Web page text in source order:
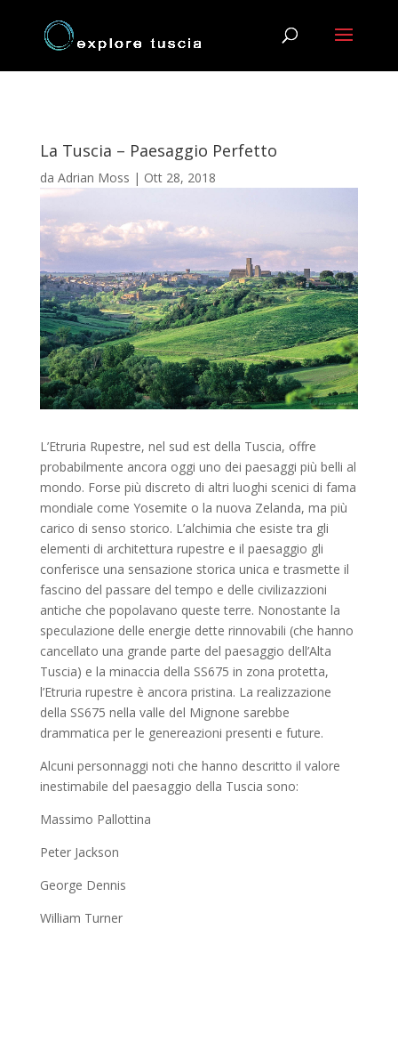
La Tuscia – Paesaggio Perfetto
da Adrian Moss | Ott 28, 2018
L’Etruria Rupestre, nel sud est della Tuscia, offre
probabilmente ancora oggi uno dei paesaggi più belli al
mondo. Forse più discreto di altri luoghi scenici di fama
mondiale come Yosemite o la nuova Zelanda, ma più
carico di senso storico. L’alchimia che esiste tra gli
elementi di architettura rupestre e il paesaggio gli
conferisce una sensazione storica unica e trasmette il
fascino del passare del tempo e delle civilizazzioni
antiche che popolavano queste terre. Nonostante la
speculazione delle energie dette rinnovabili (che hanno
cancellato una grande parte del paesaggio dell’Alta
Tuscia) e la minaccia della SS675 in zona protetta,
l’Etruria rupestre è ancora pristina. La realizzazione
della SS675 nella valle del Mignone sarebbe
drammatica per le genereazioni presenti e future.
Alcuni personnaggi noti che hanno descritto il valore
inestimabile del paesaggio della Tuscia sono:
Massimo Pallottina
Peter Jackson
George Dennis
William Turner